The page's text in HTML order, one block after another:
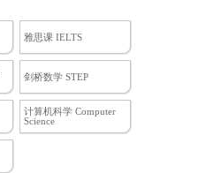
雅思课 IELTS
剑桥数学 STEP
计算机科学 Computer
Science